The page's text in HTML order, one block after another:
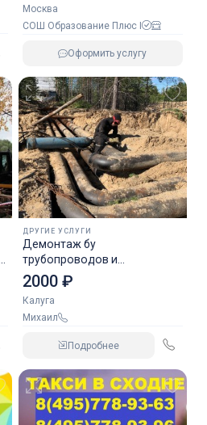
Москва
СОШ Образование Плюс I
Оформить услугу
ДРУГИЕ УСЛУГИ
Демонтаж бу
трубопроводов и
металлоконструкций
2000 ₽
Калуга
Михаил
Подробнее